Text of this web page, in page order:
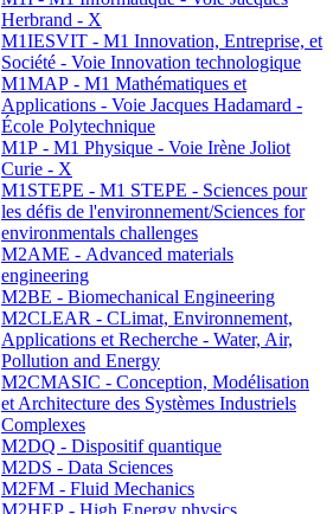
Herbrand - X
M1IESVIT - M1 Innovation, Entreprise, et
Société - Voie Innovation technologique
M1MAP - M1 Mathématiques et
Applications - Voie Jacques Hadamard -
École Polytechnique
M1P - M1 Physique - Voie Irène Joliot
Curie - X
M1STEPE - M1 STEPE - Sciences pour
les défis de l'environnement/Sciences for
environmentals challenges
M2AME - Advanced materials
engineering
M2BE - Biomechanical Engineering
M2CLEAR - CLimat, Environnement,
Applications et Recherche - Water, Air,
Pollution and Energy
M2CMASIC - Conception, Modélisation
et Architecture des Systèmes Industriels
Complexes
M2DQ - Dispositif quantique
M2DS - Data Sciences
M2FM - Fluid Mechanics
M2HEP - High Energy physics